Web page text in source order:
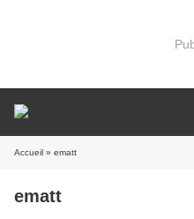
Accueil » ematt
ematt